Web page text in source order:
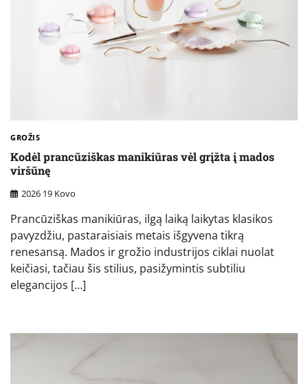
GROŽIS
Kodėl prancūziškas manikiūras vėl grįžta į mados
viršūnę
2026 19 Kovo
Prancūziškas manikiūras, ilgą laiką laikytas klasikos
pavyzdžiu, pastaraisiais metais išgyvena tikrą
renesansą. Mados ir grožio industrijos ciklai nuolat
keičiasi, tačiau šis stilius, pasižymintis subtiliu
elegancijos […]